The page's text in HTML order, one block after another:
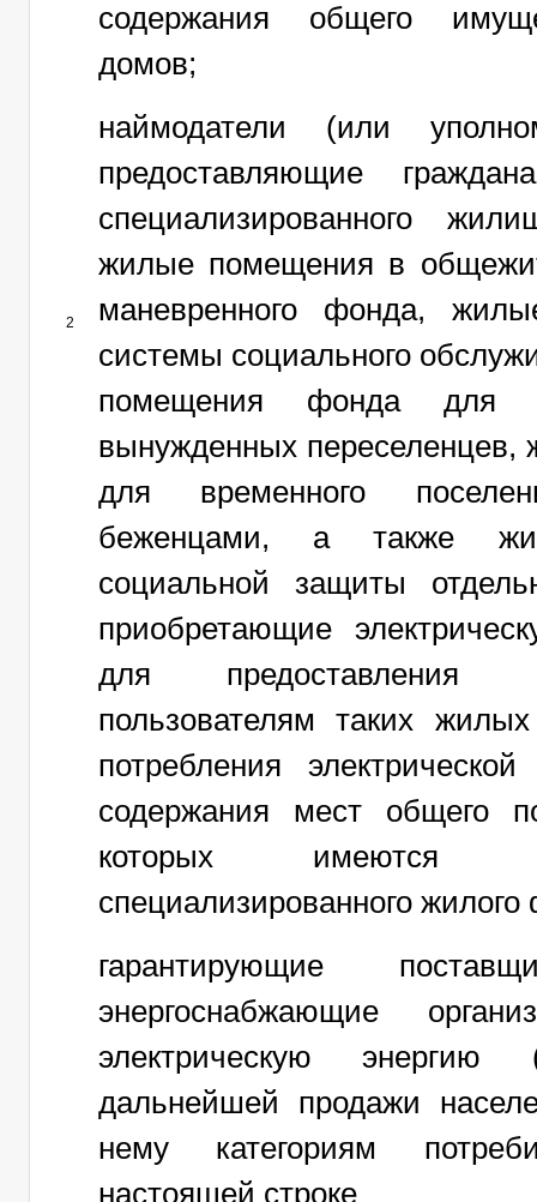
2
содержания общего
домов;
наймодатели (или
предоставляющие
специализированного
жилые помещения в
маневренного фонда,
системы социального
помещения фонда для
вынужденных
для временного
беженцами, а также
социальной защиты
приобретающие
для предоставления
пользователям таких
потребления
содержания мест общего
которых имеются
специализированного жилого
гарантирующие
энергоснабжающие
электрическую
дальнейшей продажи
нему категориям
настоящей строке